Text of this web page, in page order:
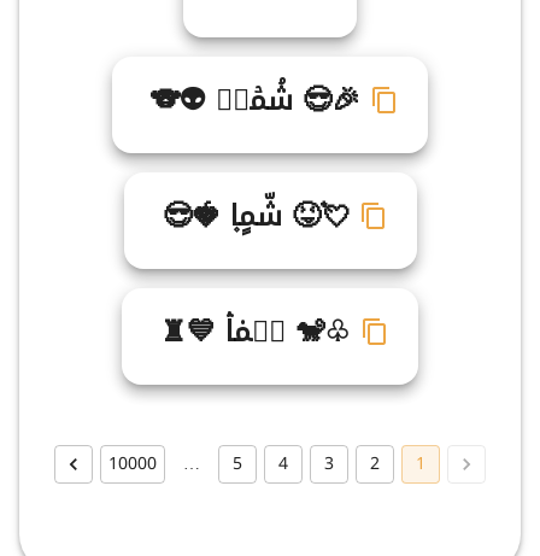
🎉😎 شۘمۡاࣷ 👽🐨
💘😝 شّمٍا۪ 🍓😎
♧🐒 شࣹم۟اۛ 💙♜
1
2
3
4
5
…
10000